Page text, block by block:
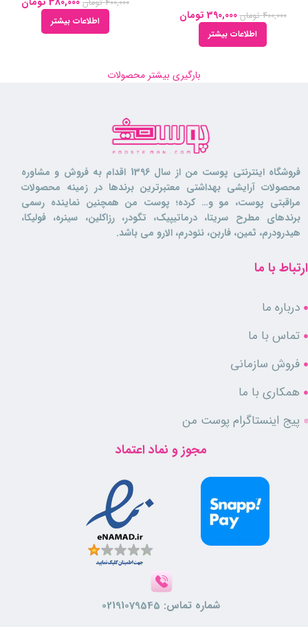
400,000 تومان 390,000 تومان
اطلاعات بیشتر
400,000 تومان
اطلاعات بیشتر
بارگیری بیشتر محصولات
فروشگاه اینترنتی پوست من از سال 1396 اقدام به فروش و مشاوره
محصولات آرایشی بهداشتی معتبرترین برندها در زمینه محصولات
مراقبتی پوست، مو و… کرده؛ پوست من همچنین نماینده رسمی
برندهای مطرح سریتا، درماتیپیک، تگودر، رزاکلین، سینره، فولیکا،
هیدرودرم، ثمین، فاربن، نئودرم، الارو می باشد.
ارتباط با ما
درباره ما
تماس با ما
فروش سازمانی
همکاری با ما
پیج اینستاگرام پوست من
مجوز و نماد اعتماد
شماره تماس: 02191079545